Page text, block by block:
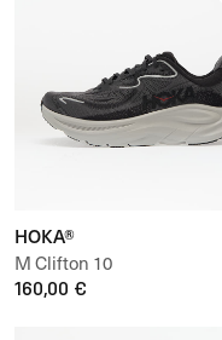
HOKA®
M Clifton 10
160,00 €